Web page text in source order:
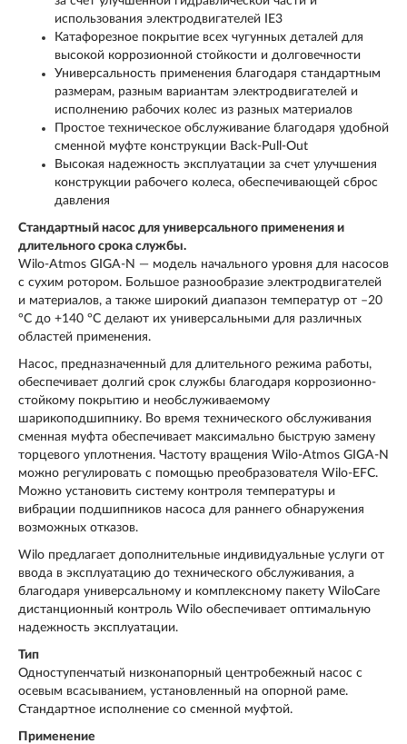
использования электродвигателей IE3
Катафорезное покрытие всех чугунных деталей для
высокой коррозионной стойкости и долговечности
Универсальность применения благодаря стандартным
размерам, разным вариантам электродвигателей и
исполнению рабочих колес из разных материалов
Простое техническое обслуживание благодаря удобной
сменной муфте конструкции Back-Pull-Out
Высокая надежность эксплуатации за счет улучшения
конструкции рабочего колеса, обеспечивающей сброс
давления
Стандартный насос для универсального применения и
длительного срока службы.
Wilo-Atmos GIGA-N — модель начального уровня для насосов
с сухим ротором. Большое разнообразие электродвигателей
и материалов, а также широкий диапазон температур от –20
°C до +140 °C делают их универсальными для различных
областей применения.
Насос, предназначенный для длительного режима работы,
обеспечивает долгий срок службы благодаря коррозионно-
стойкому покрытию и необслуживаемому
шарикоподшипнику. Во время технического обслуживания
сменная муфта обеспечивает максимально быструю замену
торцевого уплотнения. Частоту вращения Wilo-Atmos GIGA-N
можно регулировать с помощью преобразователя Wilo-EFC.
Можно установить систему контроля температуры и
вибрации подшипников насоса для раннего обнаружения
возможных отказов.
Wilo предлагает дополнительные индивидуальные услуги от
ввода в эксплуатацию до технического обслуживания, а
благодаря универсальному и комплексному пакету WiloCare
дистанционный контроль Wilo обеспечивает оптимальную
надежность эксплуатации.
Тип
Одноступенчатый низконапорный центробежный насос с
осевым всасыванием, установленный на опорной раме.
Стандартное исполнение со сменной муфтой.
Применение